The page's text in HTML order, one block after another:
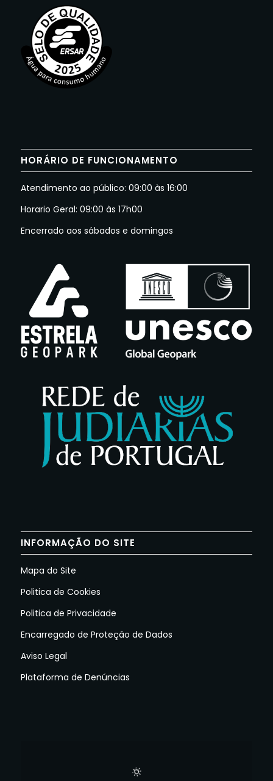
HORÁRIO DE FUNCIONAMENTO
Atendimento ao público: 09:00 às 16:00
Horario Geral: 09:00 às 17h00
Encerrado aos sábados e domingos
INFORMAÇÃO DO SITE
Mapa do Site
Politica de Cookies
Politica de Privacidade
Encarregado de Proteção de Dados
Aviso Legal
Plataforma de Denúncias